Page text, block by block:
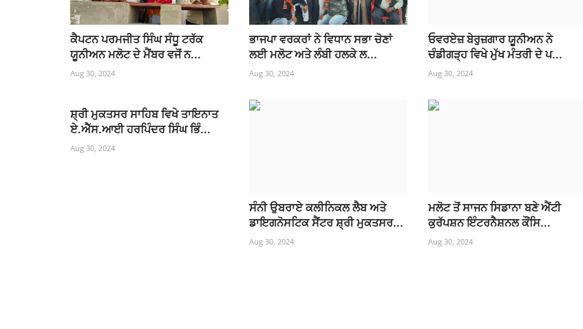
ਕੈਪਟਨ ਪਰਮਜੀਤ ਸਿੰਘ ਸੰਧੂ ਟਰੱਕ
ਯੂਨੀਅਨ ਮਲੋਟ ਦੇ ਮੈਂਬਰ ਵਜੋਂ ਨ...
Aug 30, 2024
ਭਾਜਪਾ ਵਰਕਰਾਂ ਨੇ ਵਿਧਾਨ ਸਭਾ ਚੋਣਾਂ
ਲਈ ਮਲੋਟ ਅਤੇ ਲੰਬੀ ਹਲਕੇ ਲ...
Aug 30, 2024
ਓਵਰਏਜ਼ ਬੇਰੁਜ਼ਗਾਰ ਯੂਨੀਅਨ ਨੇ
ਚੰਡੀਗੜ੍ਹ ਵਿਖੇ ਮੁੱਖ ਮੰਤਰੀ ਦੇ ਪ...
Aug 30, 2024
ਸ਼੍ਰੀ ਮੁਕਤਸਰ ਸਾਹਿਬ ਵਿਖੇ ਤਾਇਨਾਤ
ਏ.ਐੱਸ.ਆਈ ਹਰਪਿੰਦਰ ਸਿੰਘ ਭਿੰ...
Aug 30, 2024
ਸੰਨੀ ਉਬਰਾਏ ਕਲੀਨਿਕਲ ਲੈਬ ਅਤੇ
ਡਾਇਗਨੋਸਟਿਕ ਸੈਂਟਰ ਸ਼੍ਰੀ ਮੁਕਤਸਰ...
Aug 30, 2024
ਮਲੋਟ ਤੋਂ ਸਾਜਨ ਸਿਡਾਨਾ ਬਣੇ ਐਂਟੀ
ਕੁਰੱਪਸ਼ਨ ਇੰਟਰਨੈਸ਼ਨਲ ਕੌਂਸਿ...
Aug 30, 2024